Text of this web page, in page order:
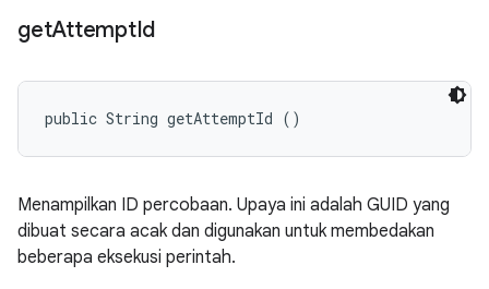
getAttemptId
public String getAttemptId ()
Menampilkan ID percobaan. Upaya ini adalah GUID yang
dibuat secara acak dan digunakan untuk membedakan
beberapa eksekusi perintah.